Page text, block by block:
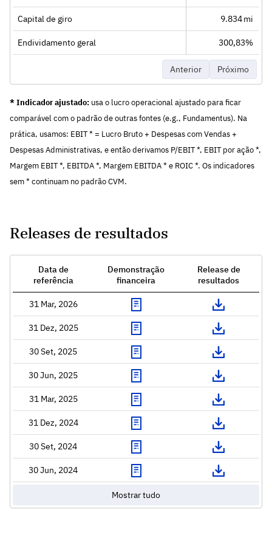
Capital de giro 9.834 mi
Endividamento geral 300,83%
Anterior Próximo
* Indicador ajustado: usa o lucro operacional ajustado para ficar
comparável com o padrão de outras fontes (e.g., Fundamentus). Na
prática, usamos: EBIT * = Lucro Bruto + Despesas com Vendas +
Despesas Administrativas, e então derivamos P/EBIT *, EBIT por ação *,
Margem EBIT *, EBITDA *, Margem EBITDA * e ROIC *. Os indicadores
sem * continuam no padrão CVM.
Releases de resultados
Data de
referência
Demonstração
financeira
Release de
resultados
31 Mar, 2026
31 Dez, 2025
30 Set, 2025
30 Jun, 2025
31 Mar, 2025
31 Dez, 2024
30 Set, 2024
30 Jun, 2024
Mostrar tudo